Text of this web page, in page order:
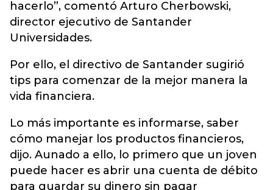
hacerlo”, comentó Arturo Cherbowski,
director ejecutivo de Santander
Universidades.
Por ello, el directivo de Santander sugirió
tips para comenzar de la mejor manera la
vida financiera.
Lo más importante es informarse, saber
cómo manejar los productos financieros,
dijo. Aunado a ello, lo primero que un joven
puede hacer es abrir una cuenta de débito
para guardar su dinero sin pagar